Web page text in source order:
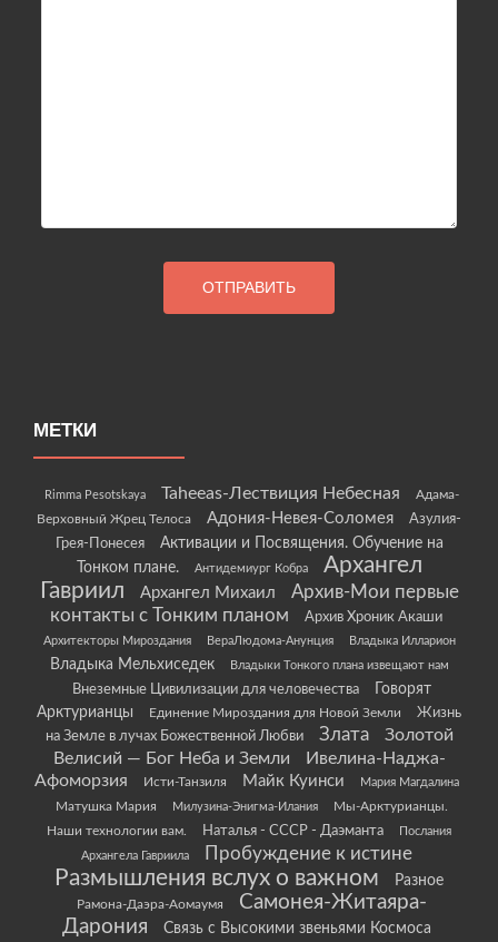
МЕТКИ
Rimma Pesotskaya Taheeas-Лествиция Небесная
Адама-
Верховный Жрец Телоса
Адония-Невея-Соломея
Азулия-
Грея-Понесея
Активации и Посвящения. Обучение на
Тонком плане.
Антидемиург Кобра
Архангел
Гавриил
Архангел Михаил
Архив-Мои первые
контакты с Тонким планом
Архив Хроник Акаши
Архитекторы Мироздания ВераЛюдома-Анунция Владыка Илларион
Владыка Мельхиседек Владыки Тонкого плана извещают нам
Внеземные Цивилизации для человечества
Говорят
Арктурианцы
Единение Мироздания для Новой Земли
Жизнь
на Земле в лучах Божественной Любви
Злата
Золотой
Велисий — Бог Неба и Земли
Ивелина-Наджа-
Афоморзия
Исти-Танзиля Майк Куинси Мария Магдалина
Матушка Мария Милузина-Энигма-Илания
Мы-Арктурианцы.
Наши технологии вам.
Наталья - СССР - Даэманта
Послания
Архангела Гавриила
Пробуждение к истине
Размышления вслух о важном Разное
Рамона-Даэра-Аомаумя
Самонея-Житаяра-
Дарония
Связь с Высокими звеньями Космоса